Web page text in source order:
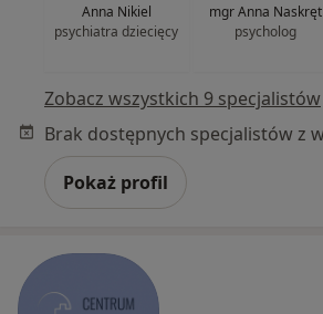
Anna Nikiel
psychiatra dziecięcy
mgr Anna Naskręt
psycholog
Zobacz wszystkich 9 specjalistów
Pokaż profil